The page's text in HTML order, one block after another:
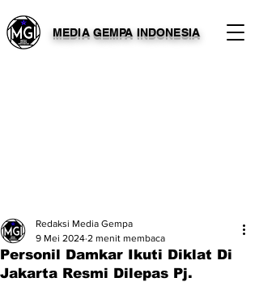
MEDIA GEMPA INDONESIA
Personil Damkar Ikuti Diklat Di
Jakarta Resmi Dilepas Pj.
Redaksi Media Gempa
9 Mei 2024 2 menit membaca